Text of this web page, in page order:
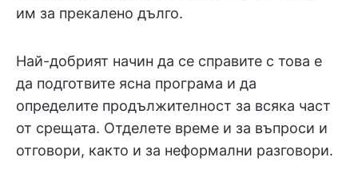
им за прекалено дълго.
Най-добрият начин да се справите с това е
да подготвите ясна програма и да
определите продължителност за всяка част
от срещата. Отделете време и за въпроси и
отговори, както и за неформални разговори.